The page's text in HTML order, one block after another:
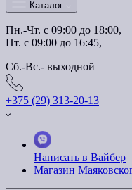
Каталог
Пн.-Чт. с 09:00 до 18:00,
Пт. с 09:00 до 16:45,
Сб.-Вс.- выходной
+375 (29) 313-20-13
Написать в Вайбер
Магазин